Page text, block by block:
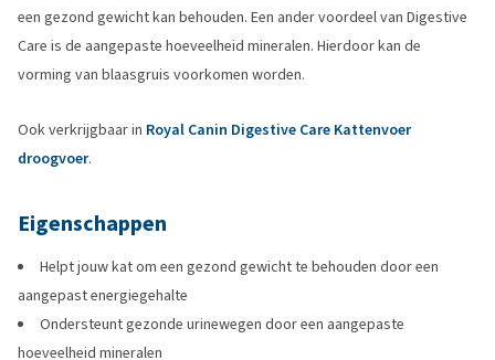
een gezond gewicht kan behouden. Een ander voordeel van Digestive
Care is de aangepaste hoeveelheid mineralen. Hierdoor kan de
vorming van blaasgruis voorkomen worden.
Ook verkrijgbaar in Royal Canin Digestive Care Kattenvoer
droogvoer.
Eigenschappen
Helpt jouw kat om een gezond gewicht te behouden door een
aangepast energiegehalte
Ondersteunt gezonde urinewegen door een aangepaste
hoeveelheid mineralen